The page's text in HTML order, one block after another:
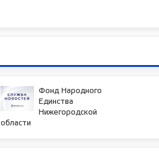
Фонд Народного
Единства
Нижегородской
области